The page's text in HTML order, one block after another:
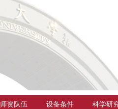
师资队伍 设备条件 科学研